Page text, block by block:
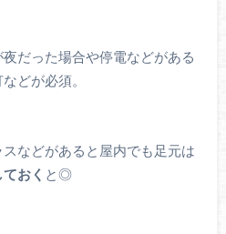
だった場合や停電などがある
どが必須。
などがあると屋内でも足元は
おく と◎